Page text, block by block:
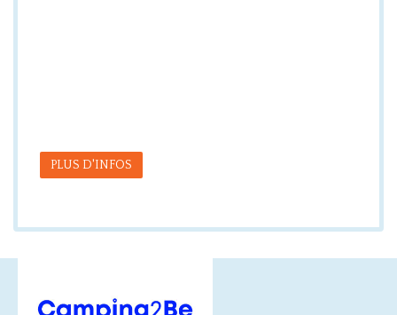
PLUS D'INFOS